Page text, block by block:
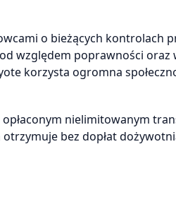
o bieżących kontrolach
względem poprawności oraz
korzysta ogromna
nielimitowanym
bez dopłat